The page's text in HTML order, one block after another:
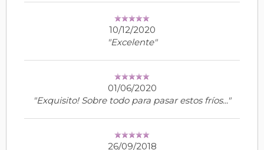
10/12/2020
"Excelente"
01/06/2020
"Exquisito! Sobre todo para pasar estos fríos..."
26/09/2018